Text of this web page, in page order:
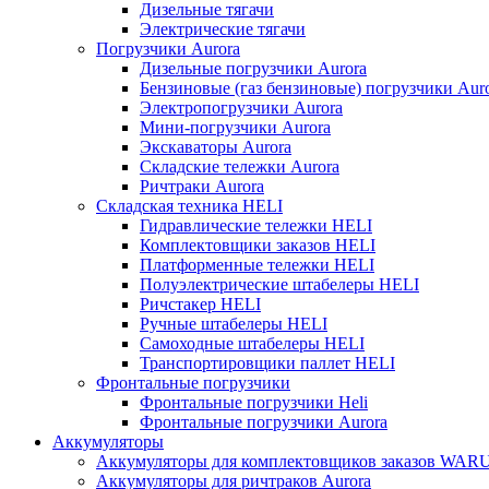
Дизельные тягачи
Электрические тягачи
Погрузчики Aurora
Дизельные погрузчики Aurora
Бензиновые (газ бензиновые) погрузчики
Электропогрузчики Aurora
Мини-погрузчики Aurora
Экскаваторы Aurora
Складские тележки Aurora
Ричтраки Aurora
Складская техника HELI
Гидравлические тележки HELI
Комплектовщики заказов HELI
Платформенные тележки HELI
Полуэлектрические штабелеры HELI
Ричстакер HELI
Ручные штабелеры HELI
Самоходные штабелеры HELI
Транспортировщики паллет HELI
Фронтальные погрузчики
Фронтальные погрузчики Heli
Фронтальные погрузчики Aurora
Аккумуляторы
Аккумуляторы для комплектовщиков заказов
Аккумуляторы для ричтраков Aurora